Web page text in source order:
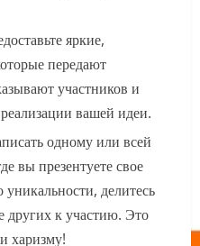
яркие,
передают
участников и
вашей идеи.
одному или всей
вы презентуете свое
уникальности, делитесь
других к участию. Это
харизму!